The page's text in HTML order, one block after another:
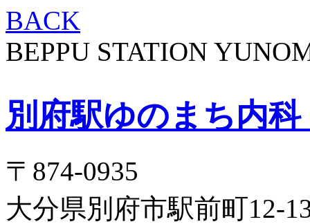
BACK
BEPPU STATION
別府駅ゆのまち内
〒874-0935
大分県別府市駅前町12-